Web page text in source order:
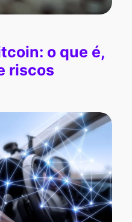
o que é,
riscos